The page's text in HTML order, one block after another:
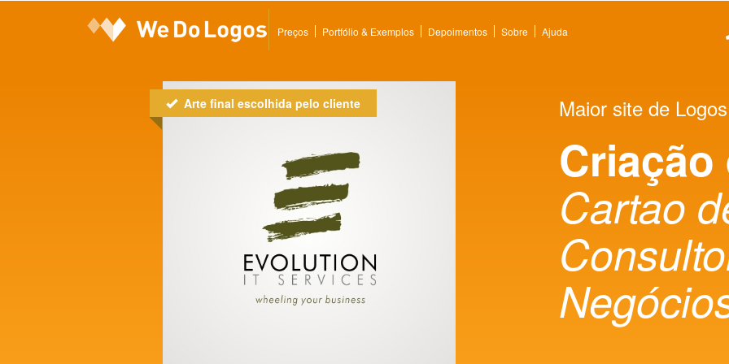
Preços Portfólio & Exemplos Depoimentos Sobre Ajuda
Arte final escolhida pelo cliente Maior site de
Criação
Cartao